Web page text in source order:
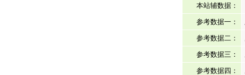
本站辅数据：
参考数据一：
参考数据二：
参考数据三：
参考数据四：